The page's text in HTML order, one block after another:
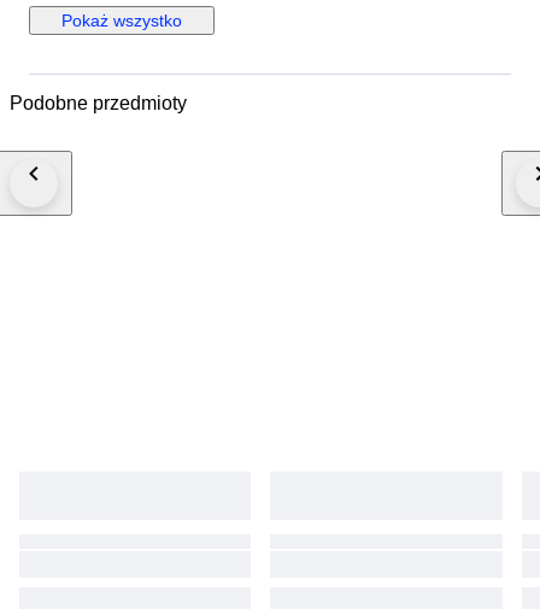
con spedizione tracciata e assicurata. Verrà rilasciato certificato
d'autenticità dell'oggetto con caratteristiche delle pietre e dell'oro.
Pokaż wszystko
Podobne przedmioty